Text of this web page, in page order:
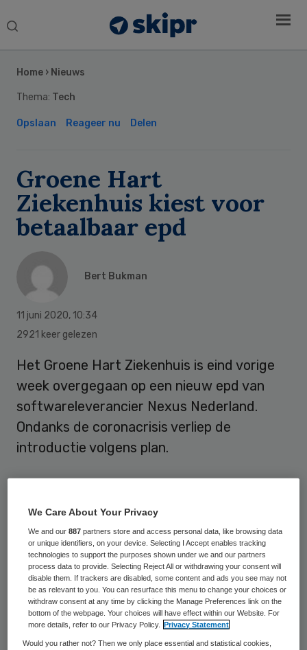
Search
Home › Nieuws
Thema: Tech
Opslaan Reageer nu Delen
Groene Hart
Ziekenhuis kiest voor
betaalbaar epd
Bert Bukman
11 juni 2020, 10:34
2921 keer gelezen
Het Groene Hart Ziekenhuis is eind vorige
week overgegaan op een nieuw epd van
softwareleverancier Nexus Nederland.
Ondanks de coronacrisis verliep de
introductie volgens plan.
als nieuwe epd-leverancier vanwege de
openheid van het systeem en de
mogelijkheid tot verregaande
samenwerking met andere zorgaanbieders
in en buiten de regio. Met het vervangen
van de 24 oude systemen door één
geïntegreerd epd is de eerste fase van het
Sidebar
We Care About Your Privacy
We and our887 partners store and access personal data, like browsing data
or unique identifiers, on your device. Selecting I Accept enables tracking
technologies to support the purposes shown under we and our partners
process data to provide. Selecting Reject All or withdrawing your consent will
disable them. If trackers are disabled, some content and ads you see may not
be as relevant to you. You can resurface this menu to change your choices or
withdraw consent at any time by clicking the Manage Preferences link on the
bottom of the webpage. Your choices will have effect within our Website. For
more details, refer to our Privacy Policy.
Privacy Statement
Would you rather not? Then we only place essential and statistical cookies,